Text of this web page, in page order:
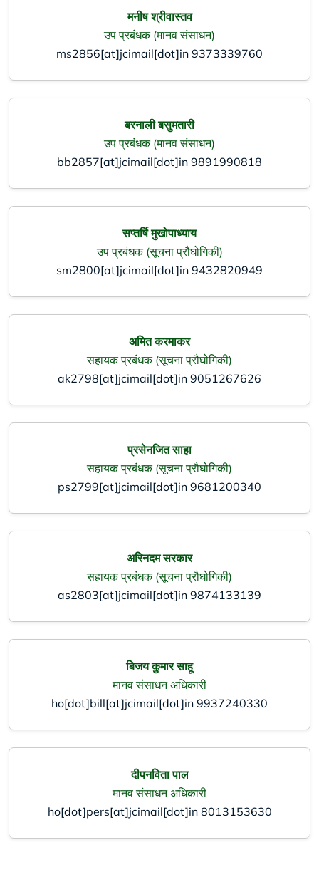
मनीष श्रीवास्तव
उप प्रबंधक (मानव संसाधन)
ms2856[at]jcimail[dot]in 9373339760
बरनाली बसुमतारी
उप प्रबंधक (मानव संसाधन)
bb2857[at]jcimail[dot]in 9891990818
सप्तर्षि मुखोपाध्याय
उप प्रबंधक (सूचना प्रौघोगिकी)
sm2800[at]jcimail[dot]in 9432820949
अमित करमाकर
सहायक प्रबंधक (सूचना प्रौघोगिकी)
ak2798[at]jcimail[dot]in 9051267626
प्रसेनजित साहा
सहायक प्रबंधक (सूचना प्रौघोगिकी)
ps2799[at]jcimail[dot]in 9681200340
अरिनदम सरकार
सहायक प्रबंधक (सूचना प्रौघोगिकी)
as2803[at]jcimail[dot]in 9874133139
बिजय कुमार साहू
मानव संसाधन अधिकारी
ho[dot]bill[at]jcimail[dot]in 9937240330
दीपनविता पाल
मानव संसाधन अधिकारी
ho[dot]pers[at]jcimail[dot]in 8013153630